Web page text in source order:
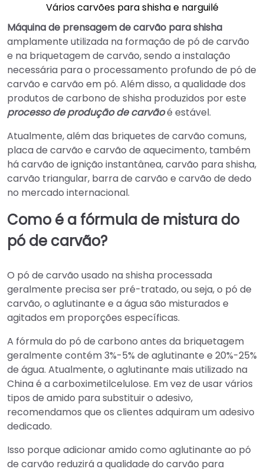
Vários carvões para shisha e narguilé
Máquina de prensagem de carvão para shisha
amplamente utilizada na formação de pó de carvão
e na briquetagem de carvão, sendo a instalação
necessária para o processamento profundo de pó de
carvão e carvão em pó. Além disso, a qualidade dos
produtos de carbono de shisha produzidos por este
processo de produção de carvãoé estável.
Atualmente, além das briquetes de carvão comuns,
placa de carvão e carvão de aquecimento, também
há carvão de ignição instantânea, carvão para shisha,
carvão triangular, barra de carvão e carvão de dedo
no mercado internacional.
Como é a fórmula de mistura do
pó de carvão?
O pó de carvão usado na shisha processada
geralmente precisa ser pré-tratado, ou seja, o pó de
carvão, o aglutinante e a água são misturados e
agitados em proporções específicas.
A fórmula do pó de carbono antes da briquetagem
geralmente contém 3%-5% de aglutinante e 20%-25%
de água. Atualmente, o aglutinante mais utilizado na
China é a carboximetilcelulose. Em vez de usar vários
tipos de amido para substituir o adesivo,
recomendamos que os clientes adquiram um adesivo
dedicado.
Isso porque adicionar amido como aglutinante ao pó
de carvão reduzirá a qualidade do carvão para